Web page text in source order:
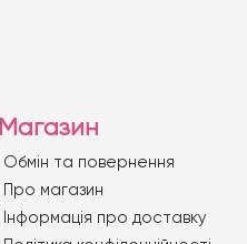
Магазин
Обмін та повернення
Про магазин
Iнформація про доставку